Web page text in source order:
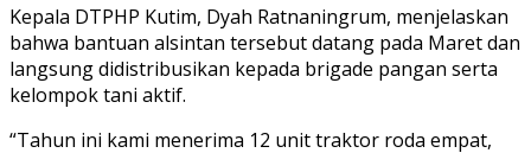
Kepala DTPHP Kutim, Dyah Ratnaningrum, menjelaskan
bahwa bantuan alsintan tersebut datang pada Maret dan
langsung didistribusikan kepada brigade pangan serta
kelompok tani aktif.
“Tahun ini kami menerima 12 unit traktor roda empat,